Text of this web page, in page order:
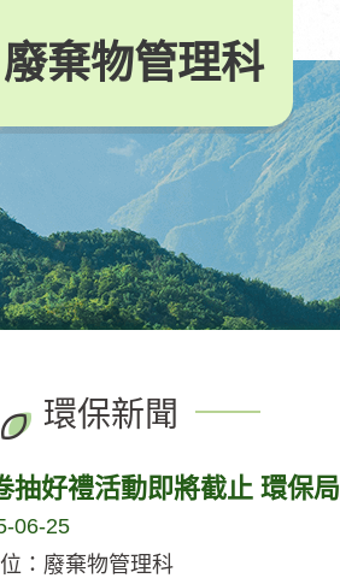
廢棄物管理科
環保新聞
抽好禮活動即將截止 環保
06-25
：廢棄物管理科